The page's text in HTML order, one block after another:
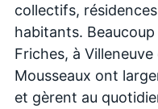
collectifs,
habitants.
Friches, à
Mousseaux ont
et gèrent au